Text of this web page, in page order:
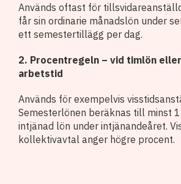
Används oftast för
får sin ordinarie månadslön under
ett semestertillägg per dag.
2. Procentregeln – vid timlön
arbetstid
Används för exempelvis
Semesterlönen beräknas till minst
intjänad lön under intjänandeåret.
kollektivavtal anger högre procent.